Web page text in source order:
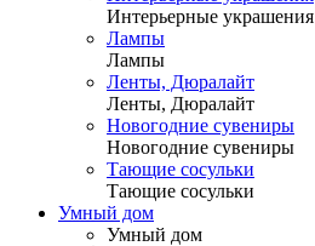
Интерьерные украшения
Лампы
Лампы
Ленты, Дюралайт
Ленты, Дюралайт
Новогодние сувениры
Новогодние сувениры
Тающие сосульки
Тающие сосульки
Умный дом
Умный дом